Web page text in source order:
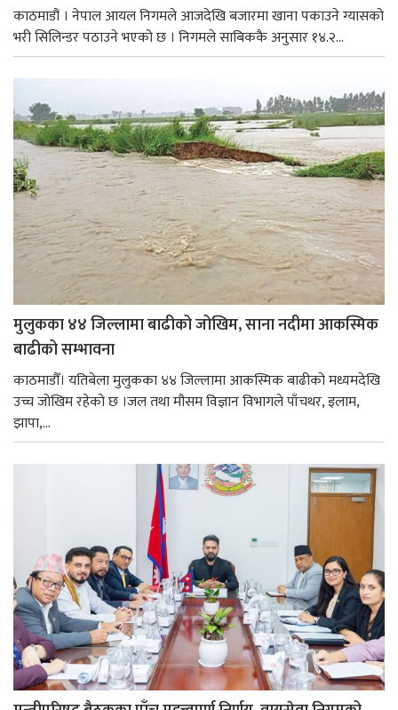
काठमाडौं । नेपाल आयल निगमले आजदेखि बजारमा खाना पकाउने ग्यासको
भरी सिलिन्डर पठाउने भएको छ । निगमले साबिककै अनुसार १४.२...
मुलुकका ४४ जिल्लामा बाढीको जोखिम, साना नदीमा आकस्मिक
बाढीको सम्भावना
काठमाडौँ। यतिबेला मुलुकका ४४ जिल्लामा आकस्मिक बाढीको मध्यमदेखि
उच्च जोखिम रहेको छ ।जल तथा मौसम विज्ञान विभागले पाँचथर, इलाम,
झापा,...